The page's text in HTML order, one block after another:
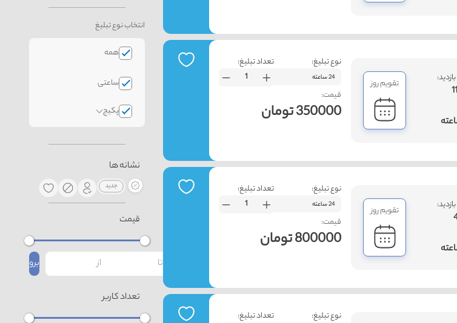
انتخاب نوع تبلیغ
همه
ساعتی
پکیج
نشانه ها
قیمت
برو
تعداد کاربر
نوع تبلیغ:
24 ساعته
تعداد تبلیغ:
قیمت:
350000 تومان
تقویم روز
نوع تبلیغ:
24 ساعته
تعداد تبلیغ:
قیمت:
800000 تومان
تقویم روز
نوع تبلیغ: تعداد تبلیغ: